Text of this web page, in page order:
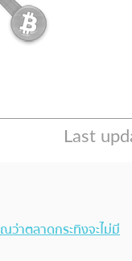
าตลาดกระทิงจะไม่มี